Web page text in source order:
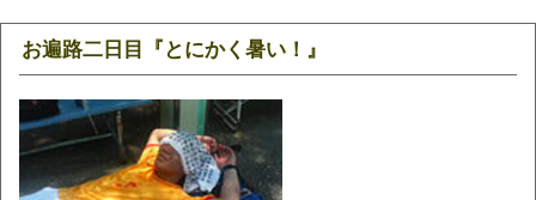
お遍路二日目『とにかく暑い！』